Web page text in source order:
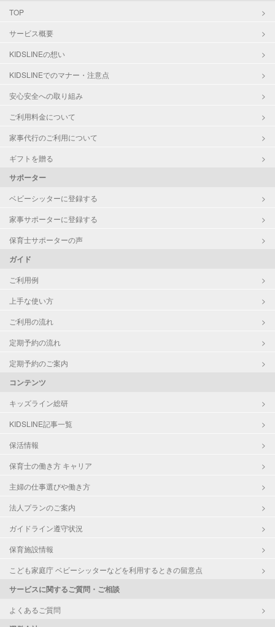
受験対策
学校/塾の補習・宿題
TOP
サービス概要
KIDSLINEの想い
KIDSLINEでのマナー・注意点
安心安全への取り組み
ご利用料金について
家事代行のご利用について
ギフトを贈る
サポーター
ベビーシッターに登録する
家事サポーターに登録する
保育士サポーターの声
ガイド
ご利用例
上手な使い方
ご利用の流れ
定期予約の流れ
定期予約のご案内
コンテンツ
キッズライン総研
KIDSLINE記事一覧
保活情報
保育士の働き方 キャリア
主婦の仕事選びや働き方
法人プランのご案内
ガイドライン遵守状況
保育施設情報
こども家庭庁 ベビーシッターなどを利用するときの留意点
サービスに関するご質問・ご相談
よくあるご質問